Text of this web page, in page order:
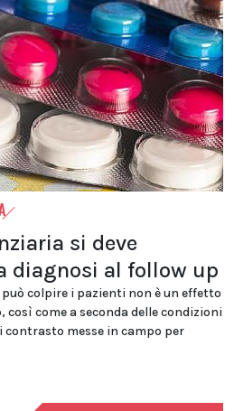
si deve
diagnosi al follow up
colpire i pazienti non è un effetto
come a seconda delle condizioni
contrasto messe in campo per